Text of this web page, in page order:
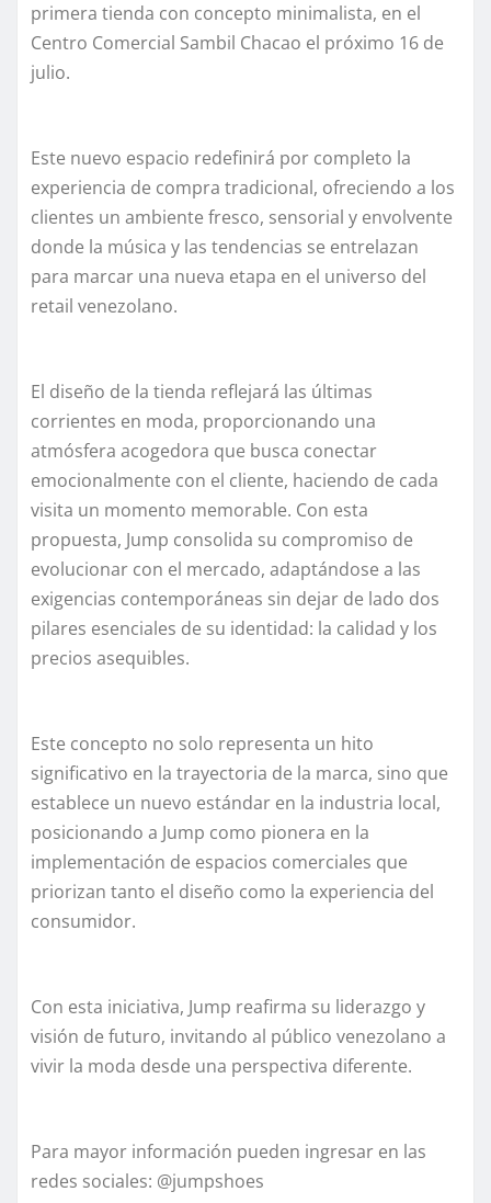
primera tienda con concepto minimalista, en el
Centro Comercial Sambil Chacao el próximo 16 de
julio.
Este nuevo espacio redefinirá por completo la
experiencia de compra tradicional, ofreciendo a los
clientes un ambiente fresco, sensorial y envolvente
donde la música y las tendencias se entrelazan
para marcar una nueva etapa en el universo del
retail venezolano.
El diseño de la tienda reflejará las últimas
corrientes en moda, proporcionando una
atmósfera acogedora que busca conectar
emocionalmente con el cliente, haciendo de cada
visita un momento memorable. Con esta
propuesta, Jump consolida su compromiso de
evolucionar con el mercado, adaptándose a las
exigencias contemporáneas sin dejar de lado dos
pilares esenciales de su identidad: la calidad y los
precios asequibles.
Este concepto no solo representa un hito
significativo en la trayectoria de la marca, sino que
establece un nuevo estándar en la industria local,
posicionando a Jump como pionera en la
implementación de espacios comerciales que
priorizan tanto el diseño como la experiencia del
consumidor.
Con esta iniciativa, Jump reafirma su liderazgo y
visión de futuro, invitando al público venezolano a
vivir la moda desde una perspectiva diferente.
Para mayor información pueden ingresar en las
redes sociales: @jumpshoes